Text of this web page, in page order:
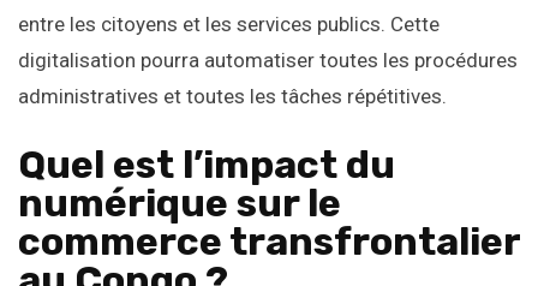
entre les citoyens et les services publics. Cette
digitalisation pourra automatiser toutes les procédures
administratives et toutes les tâches répétitives.
Quel est l’impact du
numérique sur le
commerce transfrontalier